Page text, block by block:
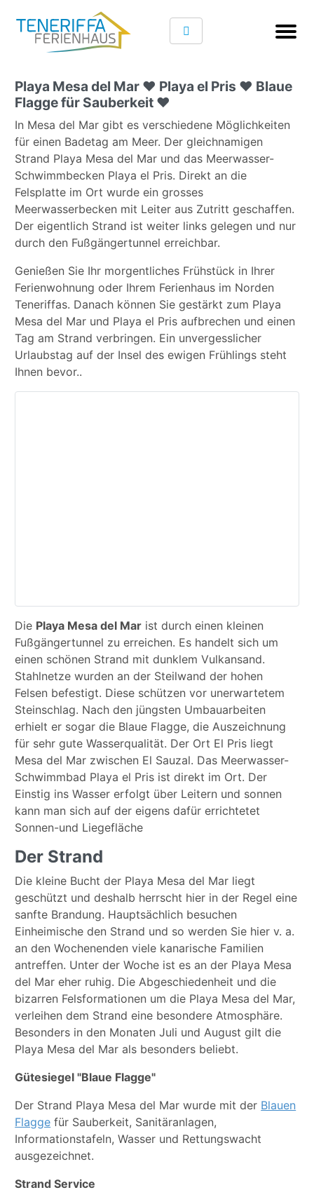
Playa Mesa del Mar ♥ Playa el Pris ♥ Blaue
Flagge für Sauberkeit ♥
In Mesa del Mar gibt es verschiedene Möglichkeiten
für einen Badetag am Meer. Der gleichnamigen
Strand Playa Mesa del Mar und das Meerwasser-
Schwimmbecken Playa el Pris. Direkt an die
Felsplatte im Ort wurde ein grosses
Meerwasserbecken mit Leiter aus Zutritt geschaffen.
Der eigentlich Strand ist weiter links gelegen und nur
durch den Fußgängertunnel erreichbar.
Genießen Sie Ihr morgentliches Frühstück in Ihrer
Ferienwohnung oder Ihrem Ferienhaus im Norden
Teneriffas. Danach können Sie gestärkt zum Playa
Mesa del Mar und Playa el Pris aufbrechen und einen
Tag am Strand verbringen. Ein unvergesslicher
Urlaubstag auf der Insel des ewigen Frühlings steht
Ihnen bevor..
Die Playa Mesa del Mar ist durch einen kleinen
Fußgängertunnel zu erreichen. Es handelt sich um
einen schönen Strand mit dunklem Vulkansand.
Stahlnetze wurden an der Steilwand der hohen
Felsen befestigt. Diese schützen vor unerwartetem
Steinschlag. Nach den jüngsten Umbauarbeiten
erhielt er sogar die Blaue Flagge, die Auszeichnung
für sehr gute Wasserqualität. Der Ort El Pris liegt
Mesa del Mar zwischen El Sauzal. Das Meerwasser-
Schwimmbad Playa el Pris ist direkt im Ort. Der
Einstig ins Wasser erfolgt über Leitern und sonnen
kann man sich auf der eigens dafür errichtetet
Sonnen-und Liegefläche
Der Strand
Die kleine Bucht der Playa Mesa del Mar liegt
geschützt und deshalb herrscht hier in der Regel eine
sanfte Brandung. Hauptsächlich besuchen
Einheimische den Strand und so werden Sie hier v. a.
an den Wochenenden viele kanarische Familien
antreffen. Unter der Woche ist es an der Playa Mesa
del Mar eher ruhig. Die Abgeschiedenheit und die
bizarren Felsformationen um die Playa Mesa del Mar,
verleihen dem Strand eine besondere Atmosphäre.
Besonders in den Monaten Juli und August gilt die
Playa Mesa del Mar als besonders beliebt.
Gütesiegel "Blaue Flagge"
Der Strand Playa Mesa del Mar wurde mit der Blauen
Flagge für Sauberkeit, Sanitäranlagen,
Informationstafeln, Wasser und Rettungswacht
ausgezeichnet.
Strand Service